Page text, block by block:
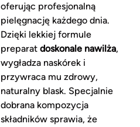
oferując profesjonalną
pielęgnację każdego dnia.
Dzięki lekkiej formule
preparat doskonale nawilża,
wygładza naskórek i
przywraca mu zdrowy,
naturalny blask. Specjalnie
dobrana kompozycja
składników sprawia, że